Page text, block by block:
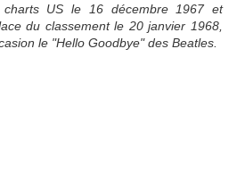
US le 16 décembre 1967 et
du classement le 20 janvier 1968,
le "Hello Goodbye" des Beatles.